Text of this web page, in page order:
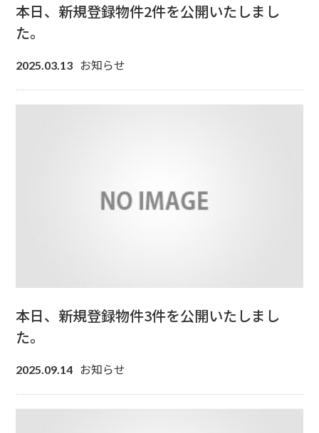
本日、新規登録物件2件を公開いたしまし
た。
2025.03.13 お知らせ
本日、新規登録物件3件を公開いたしまし
た。
2025.09.14 お知らせ